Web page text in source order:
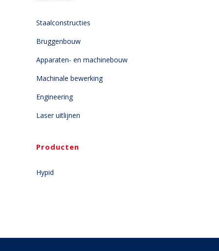
Staalconstructies
Bruggenbouw
Apparaten- en machinebouw
Machinale bewerking
Engineering
Laser uitlijnen
Producten
Hypid